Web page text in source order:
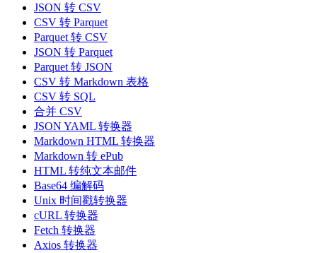
JSON 转 CSV
CSV 转 Parquet
Parquet 转 CSV
JSON 转 Parquet
Parquet 转 JSON
CSV 转 Markdown 表格
CSV 转 SQL
合并 CSV
JSON YAML 转换器
Markdown HTML 转换器
Markdown 转 ePub
HTML 转纯文本邮件
Base64 编解码
Unix 时间戳转换器
cURL 转换器
Fetch 转换器
Axios 转换器